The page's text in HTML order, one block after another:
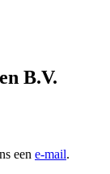
B.V.
een e-mail.